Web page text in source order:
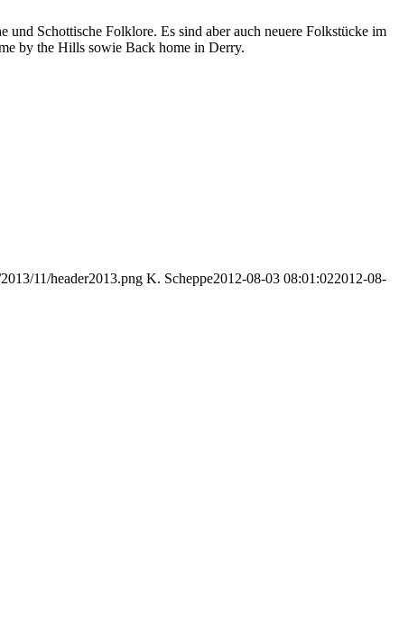
Schottische Folklore. Es sind aber auch neuere Folkstücke im
by the Hills sowie Back home in Derry.
11/header2013.png K. Scheppe2012-08-03 08:01:022012-08-